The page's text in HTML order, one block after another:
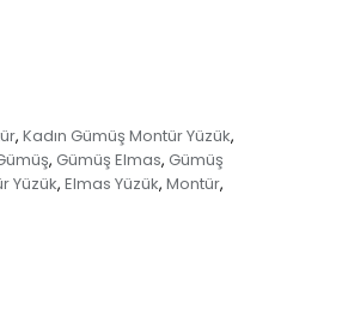
, Kadın Gümüş Montür Yüzük,
, Gümüş Elmas, Gümüş
Yüzük, Elmas Yüzük, Montür,